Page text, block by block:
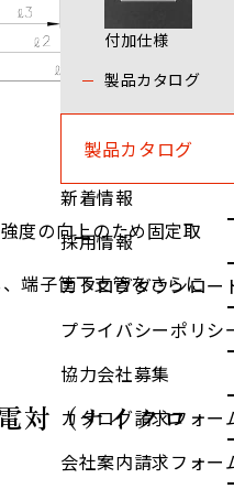
付加仕様
製品カタログ
製品カタログ
新着情報
採用情報
カタログダウンロー
プライバシーポリシ
協力会社募集
カタログ請求フォー
会社案内請求フォー
度の向上のため固定取
端子筐下支管をさらに
対（ナイクロ